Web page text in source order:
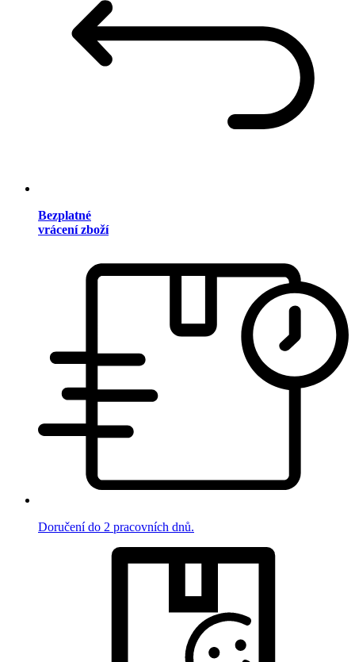
Bezplatné
vrácení zboží
Doručení do 2 pracovních dnů.